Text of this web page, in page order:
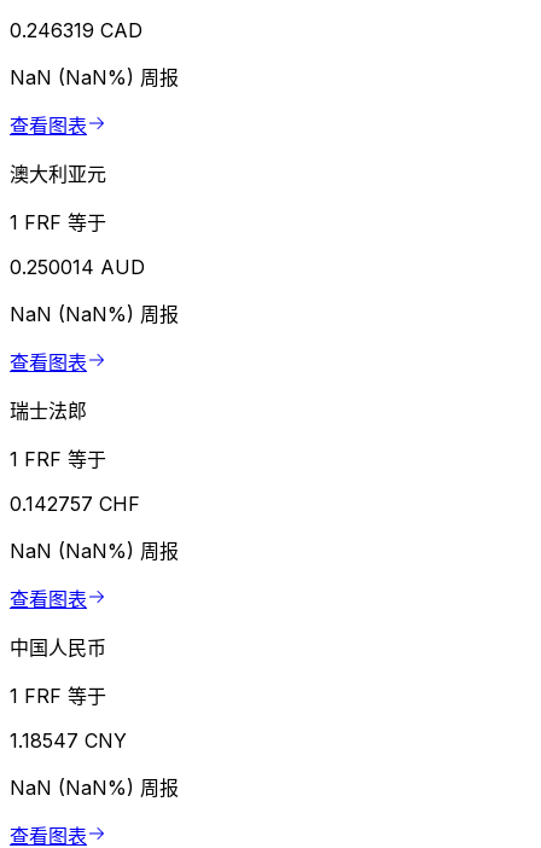
0.246319 CAD
NaN (NaN%) 周报
查看图表
澳大利亚元
1 FRF 等于
0.250014 AUD
NaN (NaN%) 周报
查看图表
瑞士法郎
1 FRF 等于
0.142757 CHF
NaN (NaN%) 周报
查看图表
中国人民币
1 FRF 等于
1.18547 CNY
NaN (NaN%) 周报
查看图表